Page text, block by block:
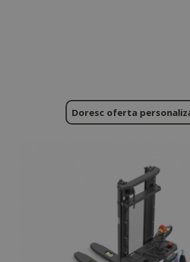
Doresc oferta